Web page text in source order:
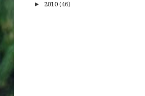
► 2010 (46)